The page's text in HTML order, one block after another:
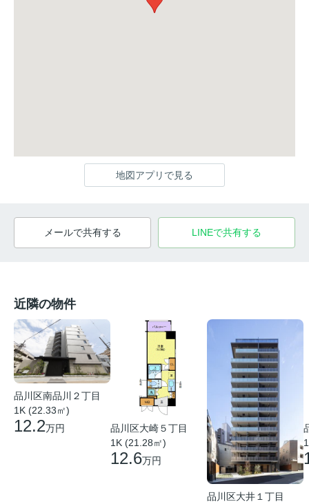
地図アプリで見る
メールで共有する LINEで共有する
近隣の物件
品川区南品川２丁目
1K (22.33㎡)
12.2万円
品川区大崎５丁目
1K (21.28㎡)
12.6万円
品川区大井１丁目